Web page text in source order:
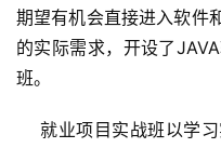
期望有机会直接进入软件
的实际需求，开设了
班。
就业项目实战班以学习